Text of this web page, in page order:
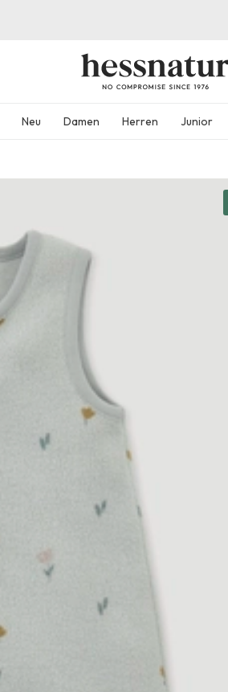
Neu Damen Herren Junior